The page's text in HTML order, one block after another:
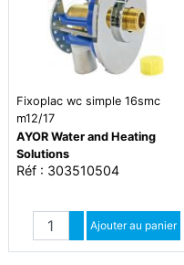
Fixoplac wc simple 16smc
m12/17
AYOR Water and Heating
Solutions
Réf : 303510504
Quantité
Augmenter quantité
Diminuer quantité
Ajouter au panier